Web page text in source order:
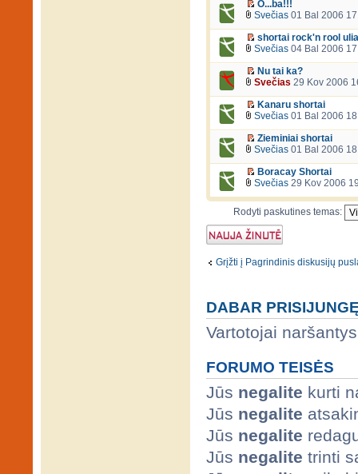
O...ba!!!
Svečias 01 Bal 2006
shortai rock'n rool
Svečias 04 Bal 2006
Nu tai ka?
Svečias 29 Kov 2006
Kanaru shortai
Svečias 01 Bal 2006
Zieminiai shortai
Svečias 01 Bal 2006
Boracay Shortai
Svečias 29 Kov 2006
Rodyti paskutines temas:
Naujos temos
kūrimas
Grįžti į Pagrindinis diskusijų
DABAR
Vartotojai
FORUMO TEISĖS
Jūs negalite kurti
Jūs negalite
Jūs negalite
Jūs negalite trinti